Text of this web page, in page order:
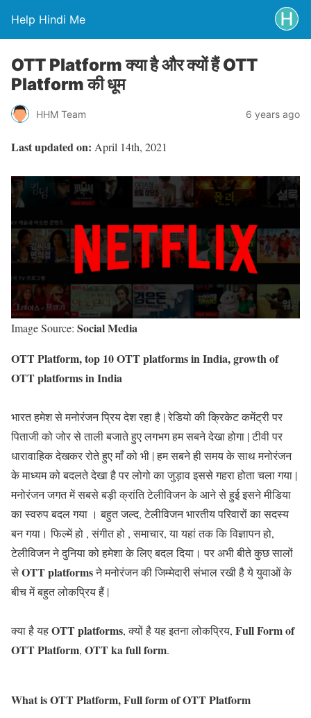
Help Hindi Me
OTT Platform क्या है और क्यों हैं OTT
Platform की धूम
HHM Team 6 years ago
Last updated on: April 14th, 2021
Image Source: Social Media
OTT Platform, top 10 OTT platforms in India, growth of
OTT platforms in India
भारत हमेश से मनोरंजन प्रिय देश रहा है | रेडियो की क्रिकेट कमेंट्री पर
पिताजी को जोर से ताली बजाते हुए लगभग हम सबने देखा होगा | टीवी पर
धारावाहिक देखकर रोते हुए माँ को भी | हम सबने ही समय के साथ मनोरंजन
के माध्यम को बदलते देखा है पर लोगो का जुड़ाव इससे गहरा होता चला गया |
मनोरंजन जगत में सबसे बड़ी क्रांति टेलीविजन के आने से हुई इसने मीडिया
का स्वरुप बदल गया । बहुत जल्द, टेलीविजन भारतीय परिवारों का सदस्य
बन गया। फिल्में हो , संगीत हो , समाचार, या यहां तक ​​कि विज्ञापन हो,
टेलीविजन ने दुनिया को हमेशा के लिए बदल दिया। पर अभी बीते कुछ सालों
सेOTT platformsने मनोरंजन की जिम्मेदारी संभाल रखी है ये युवाओं के
बीच में बहुत लोकप्रिय हैं |
क्या है यहOTT platforms, क्यों है यह इतना लोकप्रिय, Full Form of
OTT Platform, OTT ka full form.
What is OTT Platform, Full form of OTT Platform